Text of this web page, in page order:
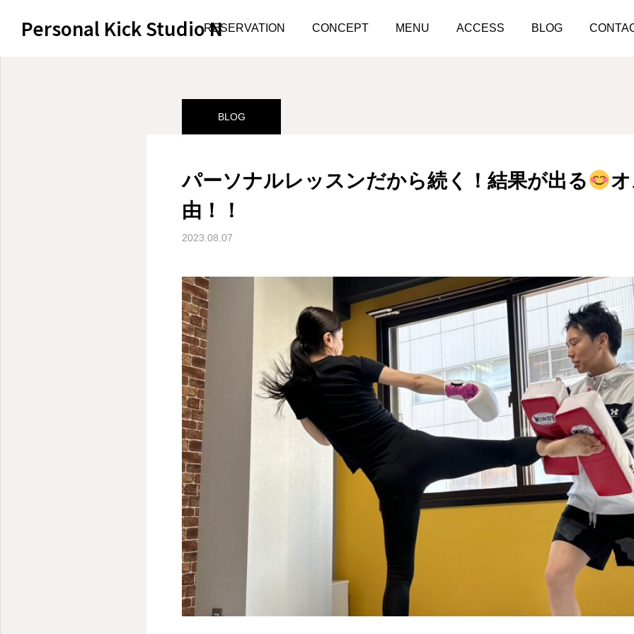
Personal Kick Studio NRESERVATION CONCEPT MENU ACCESS BLOG
サンプルページ BLOG パーソナルレッスンだから続く！結果が出る オススメの理由！！
BLOG
パーソナルレッスンだから続く！結果が出る
由！！
2023.08.07